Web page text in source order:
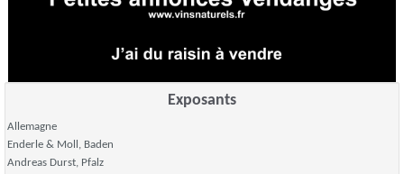
Exposants
Allemagne
Enderle & Moll, Baden
Andreas Durst, Pfalz